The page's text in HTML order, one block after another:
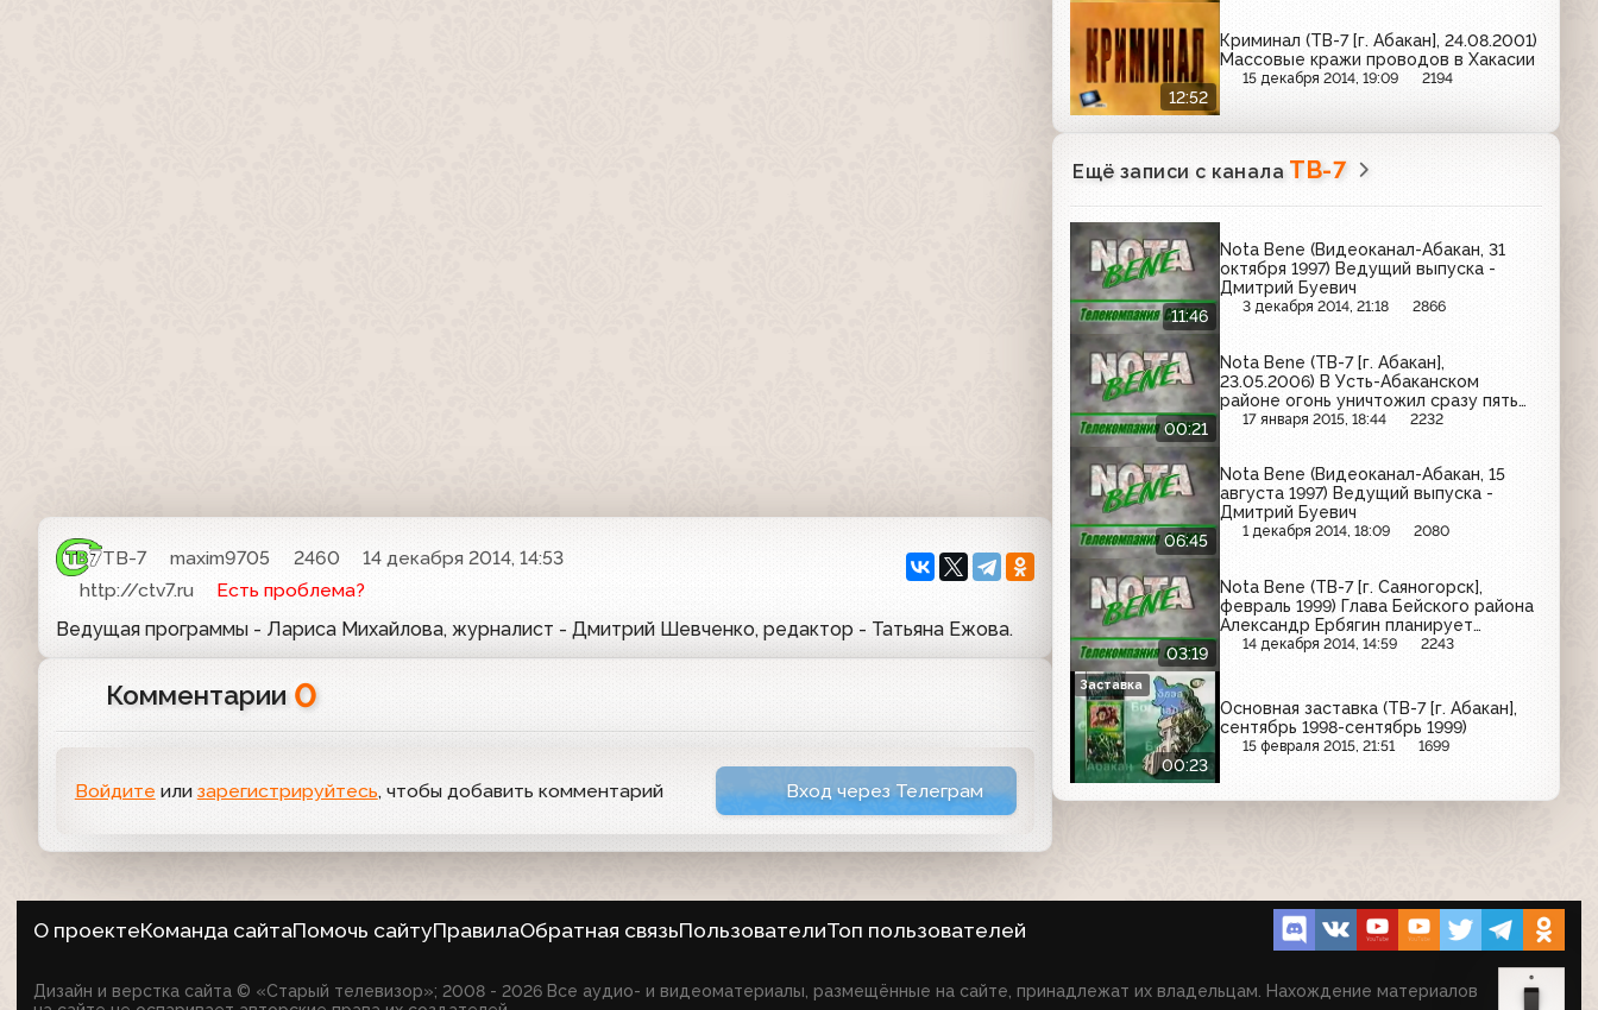
ТВ-7 maxim9705 2460
14 декабря 2014, 14:53
http://ctv7.ru
Есть проблема?
Ведущая программы - Лариса Михайлова, журналист - Дмитрий Шевченко, редактор - Татьяна Ежова.
Комментарии 0
Войдите или зарегистрируйтесь, чтобы добавить комментарий Вход через Телеграм
12:52
Криминал (ТВ-7 [г. Абакан], 24.08.2001)
Массовые кражи проводов в Хакасии
15 декабря 2014, 19:09 2194
Ещё записи с канала ТВ-7
11:46
Nota Bene (Видеоканал-Абакан, 31
октября 1997) Ведущий выпуска -
Дмитрий Буевич
3 декабря 2014, 21:18 2866
00:21
Nota Bene (ТВ-7 [г. Абакан],
23.05.2006) В Усть-Абаканском
районе огонь уничтожил сразу пять
опор между селами Капчалы и Уйбат
17 января 2015, 18:44 2232
06:45
Nota Bene (Видеоканал-Абакан, 15
августа 1997) Ведущий выпуска -
Дмитрий Буевич
1 декабря 2014, 18:09 2080
03:19
Nota Bene (ТВ-7 [г. Саяногорск],
февраль 1999) Глава Бейского района
Александр Ербягин планирует
посетить Саянский алюминиевый
14 декабря 2014, 14:59 2243
00:23
Основная заставка (ТВ-7 [г. Абакан],
сентябрь 1998-сентябрь 1999)
15 февраля 2015, 21:51 1699
Заставка
О проектеКоманда сайтаПомочь сайтуПравилаОбратная связьПользователиТоп пользователей
Дизайн и верстка сайта © «Старый телевизор»; 2008 - 2026 Все аудио- и видеоматериалы, размещённые на сайте, принадлежат их владельцам. Нахождение материалов